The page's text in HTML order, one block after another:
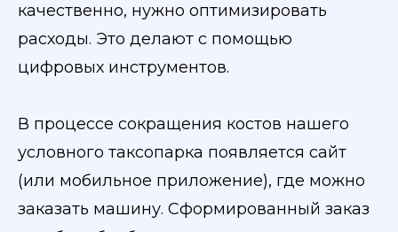
качественно, нужно оптимизировать
расходы. Это делают с помощью
цифровых инструментов.
В процессе сокращения костов нашего
условного таксопарка появляется сайт
(или мобильное приложение), где можно
заказать машину. Сформированный заказ